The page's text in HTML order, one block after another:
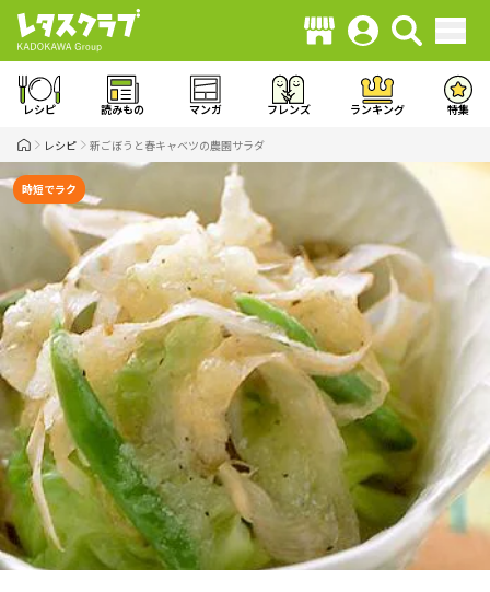
レシピ 読みもの マンガ フレンズ ランキング 特集
レシピ 新ごぼうと春キャベツの農園サラダ
時短でラク